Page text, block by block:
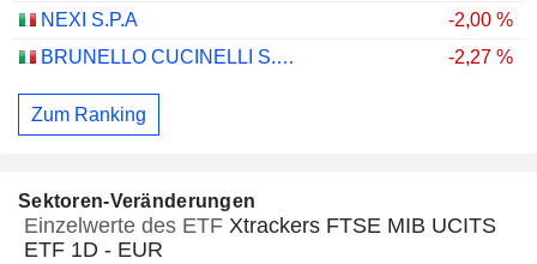
NEXI S.P.A
-2,00 %
BRUNELLO CUCINELLI S.P.A.
-2,27 %
Zum Ranking
Sektoren-Veränderungen
Einzelwerte des ETF Xtrackers FTSE MIB UCITS
ETF 1D - EUR